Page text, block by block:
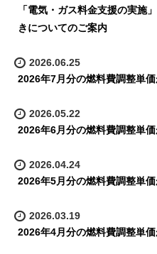
「電気・ガス料金支援の実施
きについてのご案内
2026.06.25
2026年7月分の燃料費調整単
2026.05.22
2026年6月分の燃料費調整単
2026.04.24
2026年5月分の燃料費調整単
2026.03.19
2026年4月分の燃料費調整単